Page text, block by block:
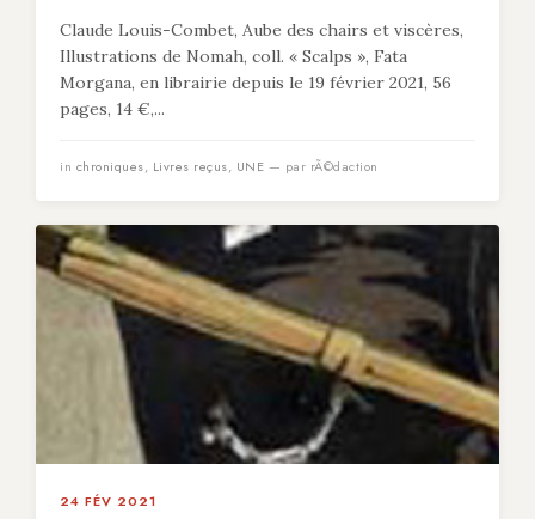
Claude Louis-Combet, Aube des chairs et viscères,
Illustrations de Nomah, coll. « Scalps », Fata
Morgana, en librairie depuis le 19 février 2021, 56
pages, 14 €,...
in chroniques, Livres reçus, UNE — par rÃ©daction
24 FÉV 2021